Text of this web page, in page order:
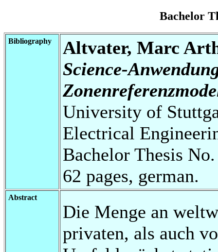
Bachelor
Bibliography
Altvater, Marc
Science-
University of
Electrical
Bachelor Thesis
62 pages, german.
Abstract
Die Menge an
privaten, als auch